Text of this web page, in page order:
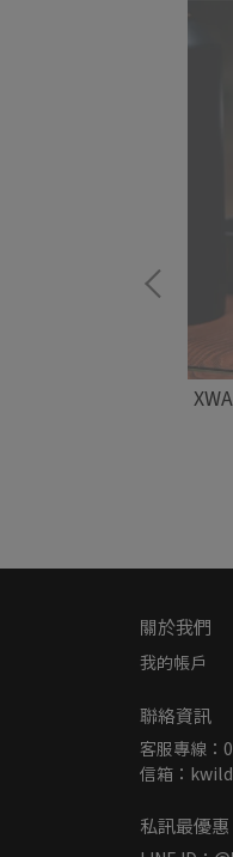
關於我們
我的帳戶
聯絡資訊
客服專線：
信箱：
私訊最優惠